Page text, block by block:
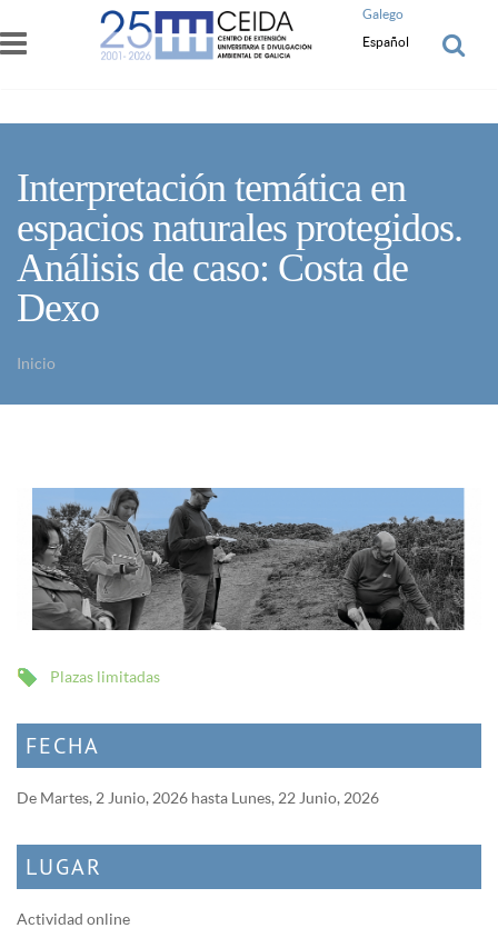
Pasar al contenido principal
Galego
Español
Interpretación temática en
espacios naturales protegidos.
Análisis de caso: Costa de
Dexo
Inicio
Plazas limitadas
FECHA
De Martes, 2 Junio, 2026 hasta Lunes, 22 Junio, 2026
LUGAR
Actividad online